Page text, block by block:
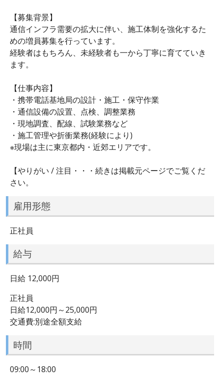
【募集背景】
通信インフラ需要の拡大に伴い、施工体制を強化するた
めの増員募集を行っています。
経験者はもちろん、未経験者も一から丁寧に育てていき
ます。
【仕事内容】
・携帯電話基地局の設計・施工・保守作業
・通信設備の設置、点検、調整業務
・現地調査、配線、試験業務など
・施工管理や折衝業務(経験により)
※現場は主に東京都内・近郊エリアです。
【やりがい / 注目・・・続きは掲載元ページでご覧くだ
さい。
雇用形態
正社員
給与
日給 12,000円
正社員
日給12,000円～25,000円
交通費:別途全額支給
時間
09:00～18:00